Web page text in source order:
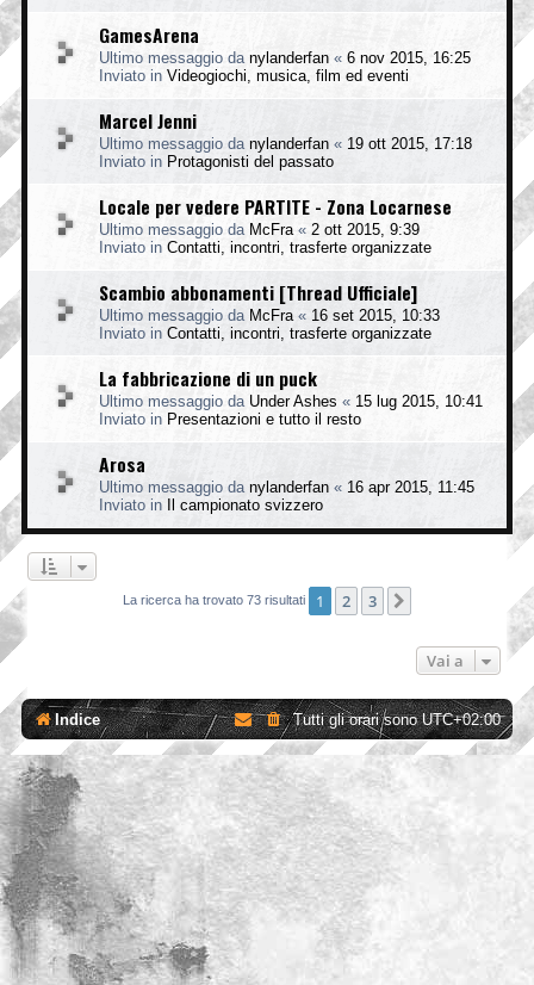
GamesArena
Ultimo messaggio da nylanderfan « 6 nov 2015, 16:25
Inviato in Videogiochi, musica, film ed eventi
Marcel Jenni
Ultimo messaggio da nylanderfan « 19 ott 2015, 17:18
Inviato in Protagonisti del passato
Locale per vedere PARTITE - Zona Locarnese
Ultimo messaggio da McFra « 2 ott 2015, 9:39
Inviato in Contatti, incontri, trasferte organizzate
Scambio abbonamenti [Thread Ufficiale]
Ultimo messaggio da McFra « 16 set 2015, 10:33
Inviato in Contatti, incontri, trasferte organizzate
La fabbricazione di un puck
Ultimo messaggio da Under Ashes « 15 lug 2015, 10:41
Inviato in Presentazioni e tutto il resto
Arosa
Ultimo messaggio da nylanderfan « 16 apr 2015, 11:45
Inviato in
Il campionato svizzero
La ricerca ha trovato 73 risultati 1 2 3
Vai a
Indice Tutti gli orari sonoUTC+02:00